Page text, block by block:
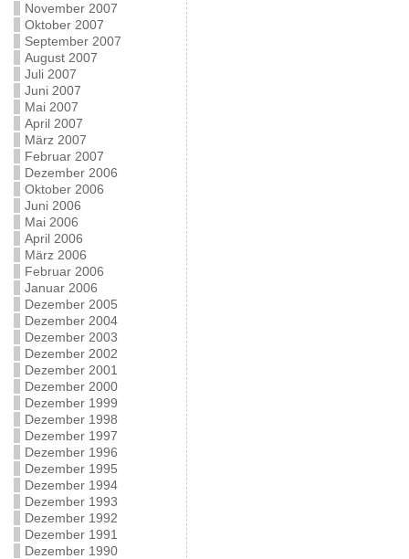
November 2007
Oktober 2007
September 2007
August 2007
Juli 2007
Juni 2007
Mai 2007
April 2007
März 2007
Februar 2007
Dezember 2006
Oktober 2006
Juni 2006
Mai 2006
April 2006
März 2006
Februar 2006
Januar 2006
Dezember 2005
Dezember 2004
Dezember 2003
Dezember 2002
Dezember 2001
Dezember 2000
Dezember 1999
Dezember 1998
Dezember 1997
Dezember 1996
Dezember 1995
Dezember 1994
Dezember 1993
Dezember 1992
Dezember 1991
Dezember 1990